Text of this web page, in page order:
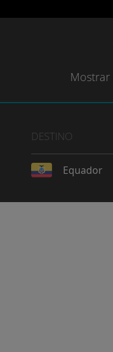
Mostrar
DESTINO
Equador